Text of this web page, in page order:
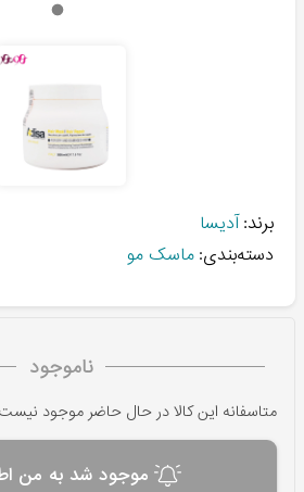
برند: آدیسا
دسته‌بندی: ماسک مو
ناموجود
متاسفانه این کالا در حال حاضر موجود
موجود شد به من